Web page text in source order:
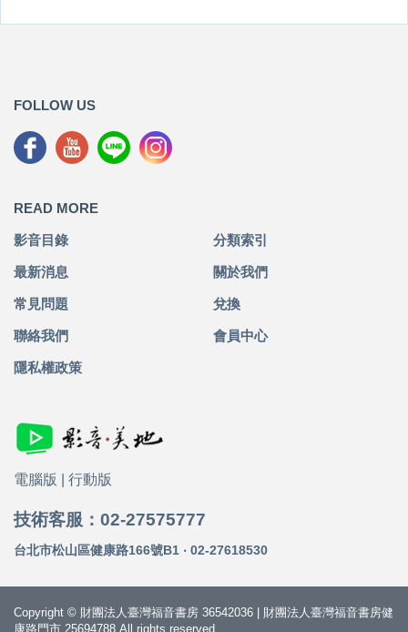
FOLLOW US
READ MORE
影音目錄 分類索引
最新消息 關於我們
常見問題 兌換
聯絡我們 會員中心
隱私權政策
電腦版 行動版
技術客服：02-27575777
台北市松山區健康路166號B1 ‧ 02-27618530
Copyright © 財團法人臺灣福音書房 36542036 | 財團法人臺灣福音書房健
康路門市 25694788 All rights reserved.